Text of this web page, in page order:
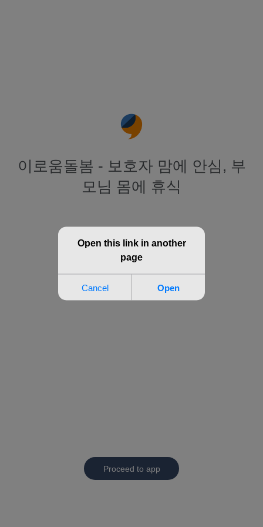
이로움돌봄 - 보호자 맘에 안심, 부
모님 몸에 휴식
Proceed to app